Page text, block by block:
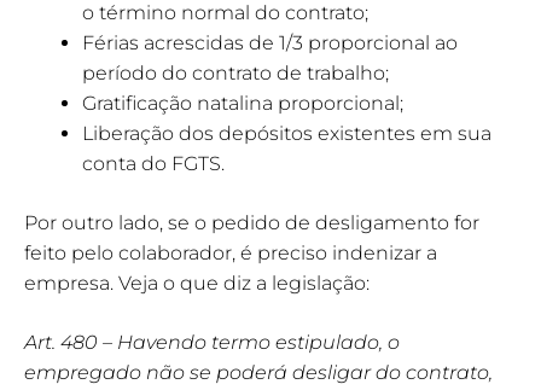
o término normal do contrato;
Férias acrescidas de 1/3 proporcional ao
período do contrato de trabalho;
Gratificação natalina proporcional;
Liberação dos depósitos existentes em sua
conta do FGTS.
Por outro lado, se o pedido de desligamento for
feito pelo colaborador, é preciso indenizar a
empresa. Veja o que diz a legislação:
Art. 480 – Havendo termo estipulado, o
empregado não se poderá desligar do contrato,